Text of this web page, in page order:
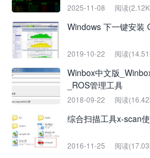
2025-11-08 阅读
Windows 下一键安装
2019-10-22 阅读
Winbox中文版
_ROS管理工具
2018-09-22 阅读
综合扫描工具x-scan
2016-11-25 阅读